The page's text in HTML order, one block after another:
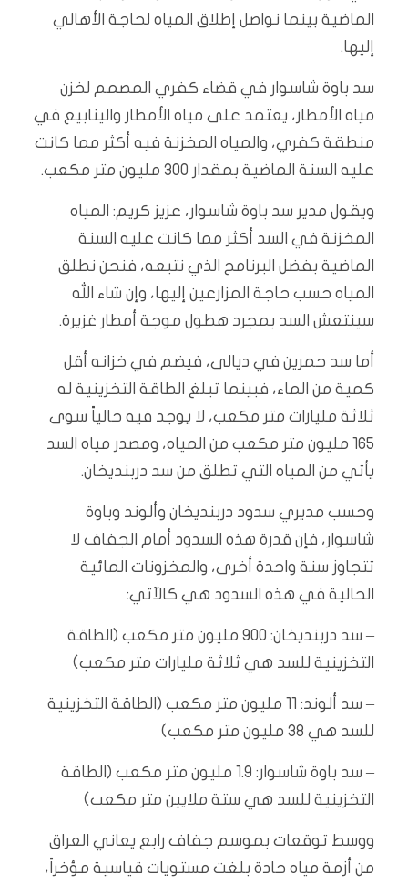
الماضية بينما نواصل إطلاق المياه لحاجة الأهالي
إليها.
سد باوة شاسوار في قضاء كفري المصمم لخزن
مياه الأمطار، يعتمد على مياه الأمطار والينابيع في
منطقة كفري، والمياه المخزنة فيه أكثر مما كانت
عليه السنة الماضية بمقدار 300 مليون متر مكعب.
ويقول مدير سد باوة شاسوار، عزيز كريم: المياه
المخزنة في السد أكثر مما كانت عليه السنة
الماضية بفضل البرنامج الذي نتبعه، فنحن نطلق
المياه حسب حاجة المزارعين إليها، وإن شاء الله
سينتعش السد بمجرد هطول موجة أمطار غزيرة.
أما سد حمرين في ديالى، فيضم في خزانه أقل
كمية من الماء، فبينما تبلغ الطاقة التخزينية له
ثلاثة مليارات متر مكعب، لا يوجد فيه حالياً سوى
165 مليون متر مكعب من المياه، ومصدر مياه السد
يأتي من المياه التي تطلق من سد دربنديخان.
وحسب مديري سدود دربنديخان وألوند وباوة
شاسوار، فإن قدرة هذه السدود أمام الجفاف لا
تتجاوز سنة واحدة أخرى، والمخزونات المائية
الحالية في هذه السدود هي كالآتي:
– سد دربنديخان: 900 مليون متر مكعب (الطاقة
التخزينية للسد هي ثلاثة مليارات متر مكعب)
– سد ألوند: 11 مليون متر مكعب (الطاقة التخزينية
للسد هي 38 مليون متر مكعب)
– سد باوة شاسوار: 1.9 مليون متر مكعب (الطاقة
التخزينية للسد هي ستة ملايين متر مكعب)
ووسط توقعات بموسم جفاف رابع يعاني العراق
من أزمة مياه حادة بلغت مستويات قياسية مؤخراً،